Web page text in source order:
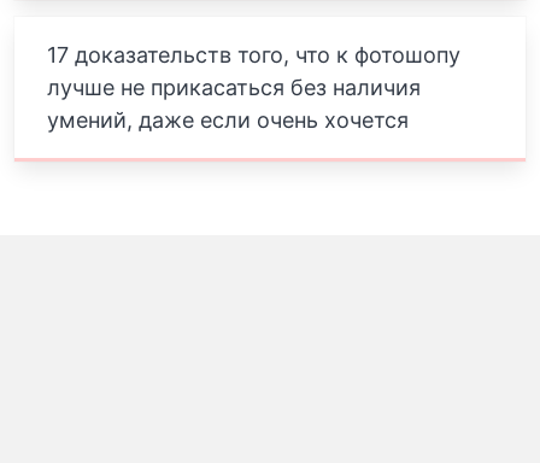
17 доказательств того, что к фотошопу
лучше не прикасаться без наличия
умений, даже если очень хочется